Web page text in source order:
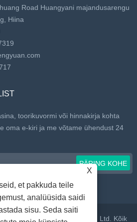
Road Huangyani majandusarengu
Hiina
toorikuvormi või hinnakirja kohta
oma e-kiri ja me võtame ühendust 24
Huangyan Daelong Mold Co., Ltd. Kõik
X
et pakkuda teile
analüüsida saidi
sisu. Seda saiti